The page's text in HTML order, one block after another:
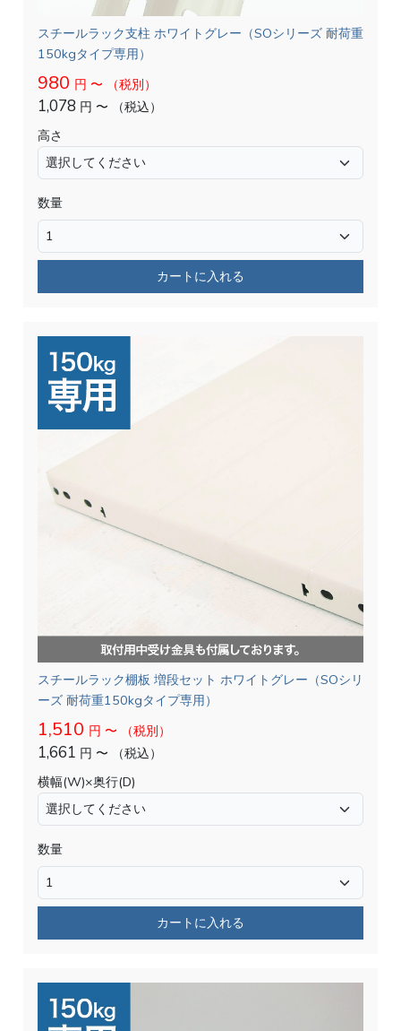
スチールラック支柱 ホワイトグレー（SOシリーズ 耐荷重
150kgタイプ専用）
980 円 〜 （税別）
1,078 円 〜
（税込）
高さ
数量
カートに入れる
スチールラック棚板 増段セット ホワイトグレー（SOシリ
ーズ 耐荷重150kgタイプ専用）
1,510 円 〜 （税別）
1,661 円 〜
（税込）
横幅(W)×奥行(D)
数量
カートに入れる